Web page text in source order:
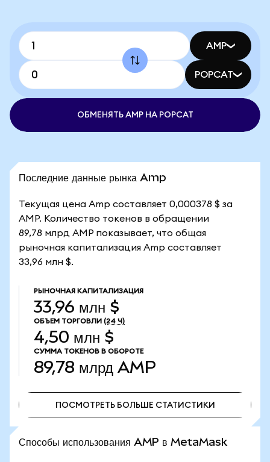
AMP
POPCAT
ОБМЕНЯТЬ AMP НА POPCAT
Последние данные рынка Amp
Текущая цена Amp составляет 0,000378 $ за
AMP. Количество токенов в обращении
89,78 млрд AMP показывает, что общая
рыночная капитализация Amp составляет
33,96 млн $.
РЫНОЧНАЯ КАПИТАЛИЗАЦИЯ
33,96 млн $
ОБЪЕМ ТОРГОВЛИ (24 Ч)
4,50 млн $
СУММА ТОКЕНОВ В ОБОРОТЕ
89,78 млрд AMP
ПОСМОТРЕТЬ БОЛЬШЕ СТАТИСТИКИ
Способы использования AMP в MetaMask